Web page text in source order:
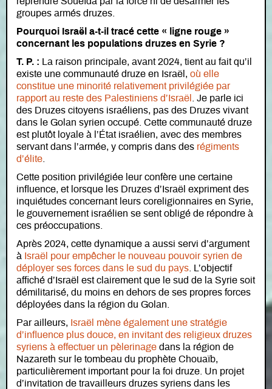
groupes armés druzes.
Pourquoi Israël a-t-il tracé cette « ligne rouge »
concernant les populations druzes en Syrie ?
T. P. : La raison principale, avant 2024, tient au fait qu’il
existe une communauté druze en Israël, où elle
constitue une minorité relativement privilégiée par
rapport au reste des Palestiniens d’Israël
. Je parle ici
des Druzes citoyens israéliens, pas des Druzes vivant
dans le Golan syrien occupé. Cette communauté druze
est plutôt loyale à l’État israélien, avec des membres
servant dans l’armée, y compris dans des régiments
d’élite
Cette position privilégiée leur confère une certaine
influence, et lorsque les Druzes d’Israël expriment des
inquiétudes concernant leurs coreligionnaires en Syrie,
le gouvernement israélien se sent obligé de répondre à
ces préoccupations.
Après 2024, cette dynamique a aussi servi d’argument
à Israël pour empêcher le nouveau pouvoir syrien de
déployer ses forces dans le sud du pays . L’objectif
affiché d’Israël est clairement que le sud de la Syrie soit
démilitarisé, du moins en dehors de ses propres forces
déployées dans la région du Golan.
Par ailleurs, Israël mène également une stratégie
d’influence plus douce, en invitant des religieux druzes
syriens à effectuer un pèlerinage dans la région de
Nazareth sur le tombeau du prophète Chouaïb,
particulièrement important pour la foi druze. Un projet
d’invitation de travailleurs druzes syriens dans les